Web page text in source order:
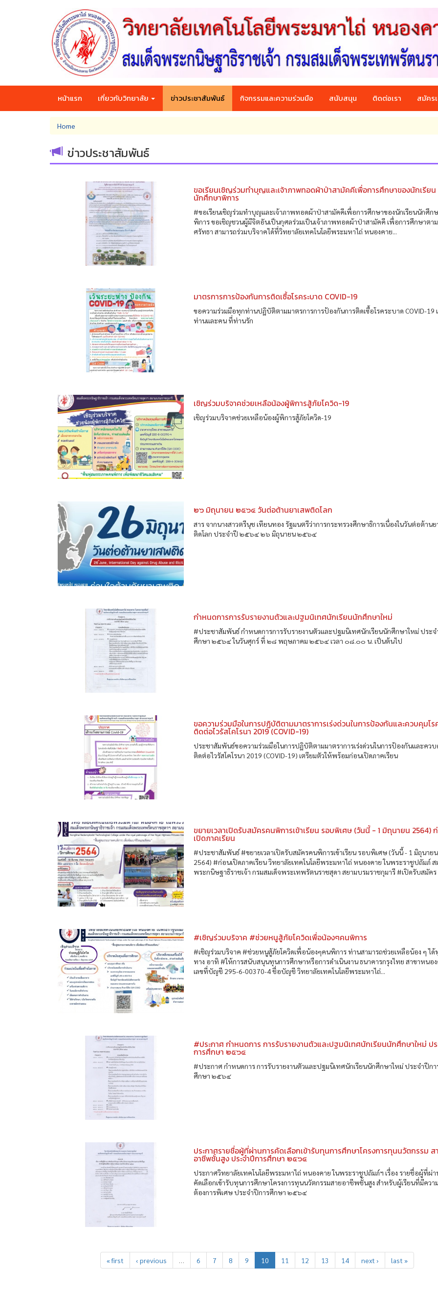
หน้าแรก เกี่ยวกับวิทยาลัย ข่าวประชาสัมพันธ์ กิจกรรมและความร่วมมือ สนับสนุน ติดต่อเรา สมัคร
You
are
here
Home
ข่าวประชาสัมพันธ์
ขอเรียนเชิญร่วมทำบุญและเจ้าภาพทอดผ้าป่าสามัคคีเพื่อการศึกษาของนักเรียน
นักศึกษาพิการ
#ขอเรียนเชิญร่วมทำบุญและเจ้าภาพทอดผ้าป่าสามัคคีเพื่อการศึกษาของนักเรียนนักศึก
พิการ ขอเชิญชวนผู้มีจิตอันเป็นกุศลร่วมเป็นเจ้าภาพทอดผ้าป่าสามัคคี เพื่อการศึกษาตาม
ศรัทธา สามารถร่วมบริจาคได้ที่วิทยาลัยเทคโนโลยีพระมหาไถ่ หนองคาย...
มาตรการการป้องกันการติดเซื้อโรคระบาด COVID-19
ขอความร่วมมือทุกท่านปฏิบัติตามมาตรการการป้องกันการติดเซื้อโรคระบาด COVID-19
ท่านและคน ที่ท่านรัก
เชิญร่วมบริจาคช่วยเหลือน้องผู้พิการสู้ภัยโควิด-19
เชิญร่วมบริจาคช่วยเหลือน้องผู้พิการสู้ภัยโควิด-19
๒๖ มิถุนายน ๒๕๖๔ วันต่อต้านยาเสพติดโลก
สาร จากนางสาวตรีนุช เทียนทอง รัฐมนตรีว่าการกระทรวงศึกษาธิการเนื่องในวันต่อต้านย
ติดโลก ประจำปี ๒๕๖๔ ๒๖ มิถุนายน ๒๕๖๔
กำหนดการการรับรายงานตัวและปฐมนิเทศนักเรียนนักศึกษาใหม่
#ประชาสัมพันธ์ กำหนดการการรับรายงานตัวและปฐมนิเทศนักเรียนนักศึกษาใหม่ ประจ
ศึกษา ๒๕๖๔ ในวันศุกร์ ที่ ๒๘ พฤษภาคม ๒๕๖๔ เวลา ๐๘.๐๐ น. เป็นต้นไป
ขอความร่วมมือในการปฏิบัติตามมาตราการเร่งด่วนในการป้องกันและควบคุมโร
ติดต่อไวรัสโคโรนา 2019 (COVID-19)
ประชาสัมพันธ์ขอความร่วมมือในการปฏิบัติตามมาตราการเร่งด่วนในการป้องกันและควบ
ติดต่อไวรัสโคโรนา 2019 (COVID-19) เตรียมตัวให้พร้อมก่อนเปิดภาคเรียน
ขยายเวลาเปิดรับสมัครคนพิการเข้าเรียน รอบพิเศษ (วันนี้ - 1 มิถุนายน 2564)
เปิดภาคเรียน
#ประชาสัมพันธ์ #ขยายเวลาเปิดรับสมัครคนพิการเข้าเรียน รอบพิเศษ (วันนี้ - 1 มิถุนายน
2564) #ก่อนเปิดภาคเรียน วิทยาลัยเทคโนโลยีพระมหาไถ่ หนองคาย ในพระราชูปถัมภ์ ส
พระกนิษฐาธิราชเจ้า กรมสมเด็จพระเทพรัตนราชสุดา สยามบรมราชกุมารี #เปิดรับสมัคร
#เชิญร่วมบริจาค #ช่วยหนูสู้ภัยโควิดเพื่อน้องๆคนพิการ
#เชิญร่วมบริจาค #ช่วยหนูสู้ภัยโควิดเพื่อน้องๆคนพิการ ท่านสามารถช่วยเหลือน้อง ๆ ได้
ทาง อาทิ #ให้การสนับสนุนทุนการศึกษาหรือการดำเนินงาน ธนาคารกรุงไทย สาขาหนอ
เลขที่บัญชี 295-6-00370-4 ชื่อบัญชี วิทยาลัยเทคโนโลยีพระมหาไถ่...
#ประกาศ กำหนดการ การรับรายงานตัวและปฐมนิเทศนักเรียนนักศึกษาใหม่ ปร
การศึกษา ๒๕๖๔
#ประกาศ กำหนดการ การรับรายงานตัวและปฐมนิเทศนักเรียนนักศึกษาใหม่ ประจำปีกา
ศึกษา ๒๕๖๔
ประกาศรายชื่อผู้ที่ผ่านการคัดเลือกเข้ารับทุนการศึกษาโครงการทุนนวัตกรรม ส
อาชีพชั้นสูง ประจำปีการศึกษา ๒๕๖๔
ประกาศวิทยาลัยเทคโนโลยีพระมหาไถ่ หนองคาย ในพระราชูปถัมภ์ฯ เรื่อง รายชื่อผู้ที่ผ่า
คัดเลือกเข้ารับทุนการศึกษาโครงการทุนนวัตกรรมสายอาชีพชั้นสูง สำหรับผู้เรียนที่มีความ
ต้องการพิเศษ ประจำปีการศึกษา ๒๕๖๔
« first ‹ previous … 6 7 8 9 10 11 12 13 14 next › last »